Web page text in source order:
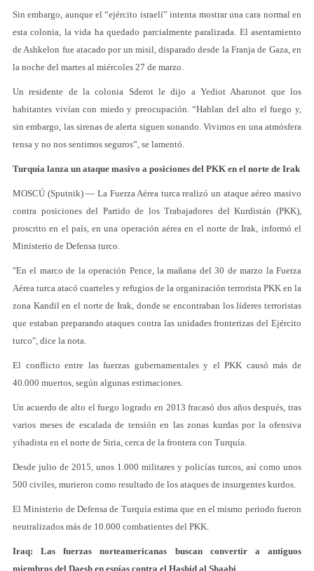
Sin embargo, aunque el “ejército israelí” intenta mostrar una cara normal en
esta colonia, la vida ha quedado parcialmente paralizada. El asentamiento
de Ashkelon fue atacado por un misil, disparado desde la Franja de Gaza, en
la noche del martes al miércoles 27 de marzo.
Un residente de la colonia Sderot le dijo a Yediot Aharonot que los
habitantes vivían con miedo y preocupación. “Hablan del alto el fuego y,
sin embargo, las sirenas de alerta siguen sonando. Vivimos en una atmósfera
tensa y no nos sentimos seguros”, se lamentó.
Turquía lanza un ataque masivo a posiciones del PKK en el norte de Irak
MOSCÚ (Sputnik) — La Fuerza Aérea turca realizó un ataque aéreo masivo
contra posiciones del Partido de los Trabajadores del Kurdistán (PKK),
proscrito en el país, en una operación aérea en el norte de Irak, informó el
Ministerio de Defensa turco.
"En el marco de la operación Pence, la mañana del 30 de marzo la Fuerza
Aérea turca atacó cuarteles y refugios de la organización terrorista PKK en la
zona Kandil en el norte de Irak, donde se encontraban los líderes terroristas
que estaban preparando ataques contra las unidades fronterizas del Ejército
turco", dice la nota.
El conflicto entre las fuerzas gubernamentales y el PKK causó más de
40.000 muertos, según algunas estimaciones.
Un acuerdo de alto el fuego logrado en 2013 fracasó dos años después, tras
varios meses de escalada de tensión en las zonas kurdas por la ofensiva
yihadista en el norte de Siria, cerca de la frontera con Turquía.
Desde julio de 2015, unos 1.000 militares y policías turcos, así como unos
500 civiles, murieron como resultado de los ataques de insurgentes kurdos.
El Ministerio de Defensa de Turquía estima que en el mismo periodo fueron
neutralizados más de 10.000 combatientes del PKK.
Iraq: Las fuerzas norteamericanas buscan convertir a antiguos
miembros del Daesh en espías contra el Hashid al Shaabi